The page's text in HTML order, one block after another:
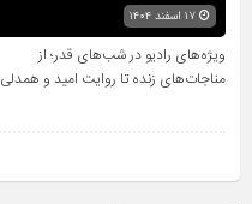
۱۷ اسفند ۱۴۰۴
ویژه‌های رادیو در شب‌های قدر؛ از
مناجات‌های زنده تا روایت امید و همدلی